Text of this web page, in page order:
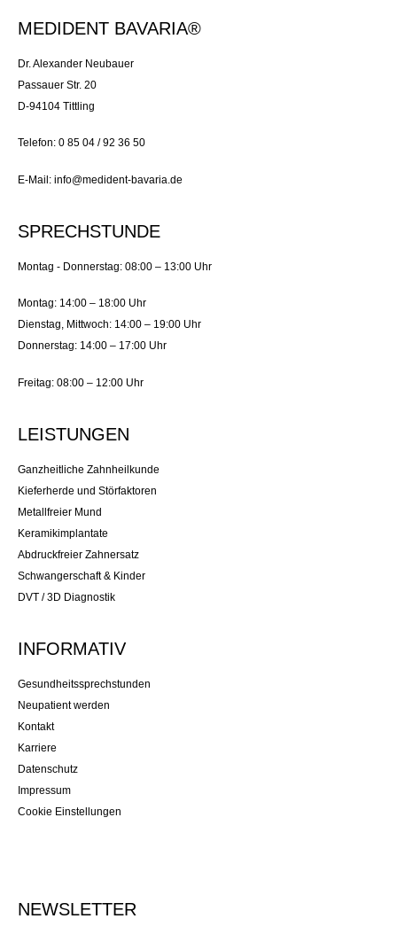
MEDIDENT BAVARIA®
Dr. Alexander Neubauer
Passauer Str. 20
D-94104 Tittling
Telefon: 0 85 04 / 92 36 50
E-Mail: info@medident-bavaria.de
SPRECHSTUNDE
Montag - Donnerstag: 08:00 – 13:00 Uhr
Montag: 14:00 – 18:00 Uhr
Dienstag, Mittwoch: 14:00 – 19:00 Uhr
Donnerstag: 14:00 – 17:00 Uhr
Freitag: 08:00 – 12:00 Uhr
LEISTUNGEN
Ganzheitliche Zahnheilkunde
Kieferherde und Störfaktoren
Metallfreier Mund
Keramikimplantate
Abdruckfreier Zahnersatz
Schwangerschaft & Kinder
DVT / 3D Diagnostik
INFORMATIV
Gesundheitssprechstunden
Neupatient werden
Kontakt
Karriere
Datenschutz
Impressum
Cookie Einstellungen
NEWSLETTER